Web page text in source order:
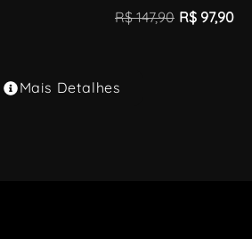
R$147,90 R$ 97,90
Mais Detalhes